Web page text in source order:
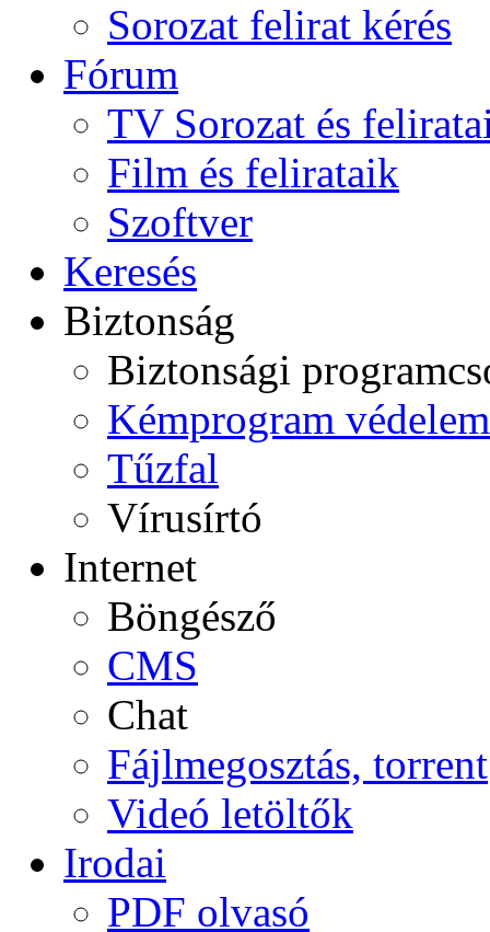
Sorozat felirat kérés
Fórum
TV Sorozat és
Film és felirataik
Szoftver
Keresés
Biztonság
Biztonsági
Kémprogram védelem
Tűzfal
Vírusírtó
Internet
Böngésző
CMS
Chat
Fájlmegosztás, torrent
Videó letöltők
Irodai
PDF olvasó